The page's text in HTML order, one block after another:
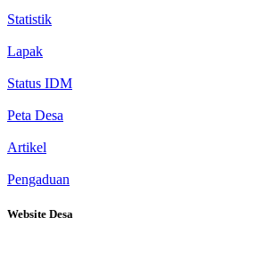
Statistik
Lapak
Status IDM
Peta Desa
Artikel
Pengaduan
Website Desa